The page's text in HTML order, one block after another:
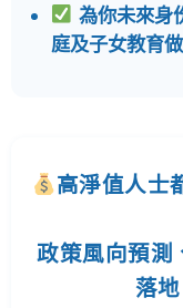
為你未來身
庭及子女教育
高淨值人士
政策風向預測
落